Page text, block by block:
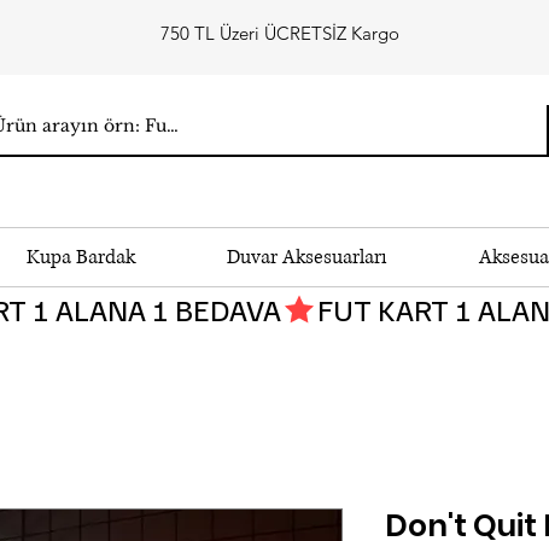
750 TL Üzeri ÜCRETSİZ Kargo
Kupa Bardak Duvar Aksesuarları
Don't Quit